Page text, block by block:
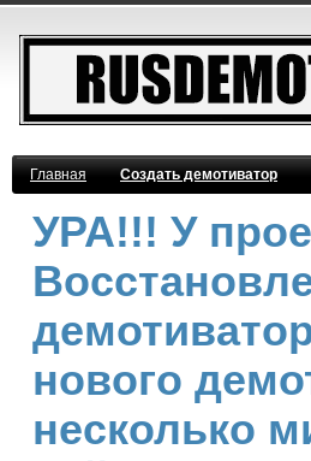
Главная Создать демотиватор
УРА!!! У
нового
несколько